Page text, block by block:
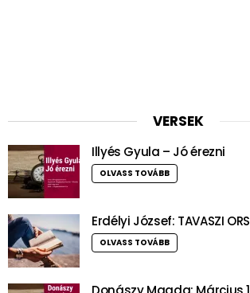
VERSEK
Illyés Gyula – Jó érezni
OLVASS TOVÁBB
Erdélyi József: TAVASZI
OLVASS TOVÁBB